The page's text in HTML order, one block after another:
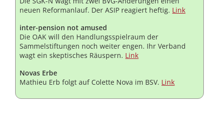
neuen Reformanlauf. Der ASIP reagiert heftig. Link
inter-pension not amused
Die OAK will den Handlungsspielraum der
Sammelstiftungen noch weiter engen. Ihr Verband
wagt ein skeptisches Räuspern. Link
Novas Erbe
Mathieu Erb folgt auf Colette Nova im BSV. Link